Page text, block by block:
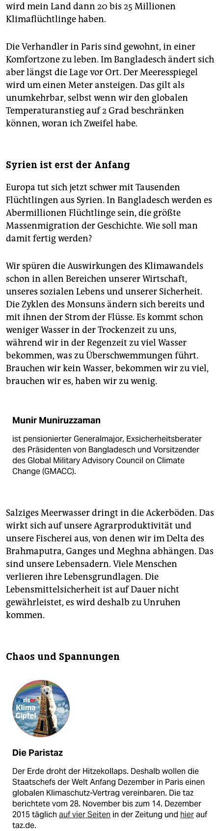
wird mein Land dann 20 bis 25 Millionen
Klimaflüchtlinge haben.
Die Verhandler in Paris sind gewohnt, in einer
Komfortzone zu leben. Im Bangladesch ändert sich
aber längst die Lage vor Ort. Der Meeresspiegel
wird um einen Meter ansteigen. Das gilt als
unumkehrbar, selbst wenn wir den globalen
Temperaturanstieg auf 2 Grad beschränken
können, woran ich Zweifel habe.
Syrien ist erst der Anfang
Europa tut sich jetzt schwer mit Tausenden
Flüchtlingen aus Syrien. In Bangladesch werden es
Abermillionen Flüchtlinge sein, die größte
Massenmigration der Geschichte. Wie soll man
damit fertig werden?
Wir spüren die Auswirkungen des Klimawandels
schon in allen Bereichen unserer Wirtschaft,
unseres sozialen Lebens und unserer Sicherheit.
Die Zyklen des Monsuns ändern sich bereits und
mit ihnen der Strom der Flüsse. Es kommt schon
weniger Wasser in der Trockenzeit zu uns,
während wir in der Regenzeit zu viel Wasser
bekommen, was zu Überschwemmungen führt.
Brauchen wir kein Wasser, bekommen wir zu viel,
brauchen wir es, haben wir zu wenig.
Munir Muniruzzaman
ist pensionierter Generalmajor, Exsicherheitsberater
des Präsidenten von Bangladesch und Vorsitzender
des Global Military Advisory Council on Climate
Change (GMACC).
Salziges Meerwasser dringt in die Ackerböden. Das
wirkt sich auf unsere Agrarproduktivität und
unsere Fischerei aus, von denen wir im Delta des
Brahmaputra, Ganges und Meghna abhängen. Das
sind unsere Lebensadern. Viele Menschen
verlieren ihre Lebensgrundlagen. Die
Lebensmittelsicherheit ist auf Dauer nicht
gewährleistet, es wird deshalb zu Unruhen
kommen.
Chaos und Spannungen
Die Paristaz
Der Erde droht der Hitzekollaps. Deshalb wollen die
Staatschefs der Welt Anfang Dezember in Paris einen
globalen Klimaschutz-Vertrag vereinbaren. Die taz
berichtete vom 28. November bis zum 14. Dezember
2015 täglich auf vier Seiten in der Zeitung und hierauf
taz.de.